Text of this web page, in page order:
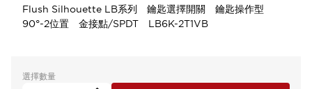
Flush Silhouette LB系列 鑰匙選擇開關 鑰匙操作型
90°-2位置 金接點/SPDT LB6K-2T1VB
選擇數量